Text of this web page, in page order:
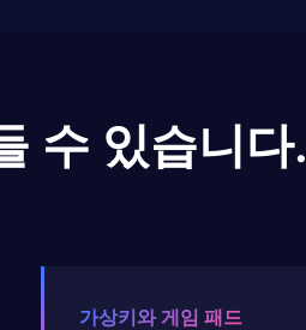
수 있습니다.
가상키와 게임 패드